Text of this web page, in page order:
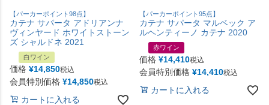
【パーカーポイント98点】
カテナ サパータ アドリアンナ
ヴィンヤード ホワイトストーン
ズ シャルドネ 2021
白ワイン
価格 ¥14,850税込
会員特別価格 ¥14,850税込
カートに入れる
【パーカーポイント95点】
カテナ サパータ マルベック ア
ルヘンティーノ カテナ 2020
赤ワイン
価格 ¥14,410税込
会員特別価格 ¥14,410税込
カートに入れる